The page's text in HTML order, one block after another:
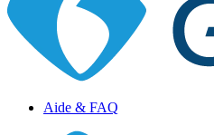
Aide & FAQ